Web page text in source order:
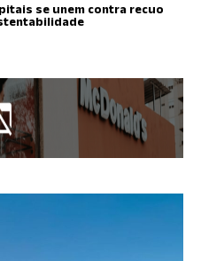
se unem contra recuo